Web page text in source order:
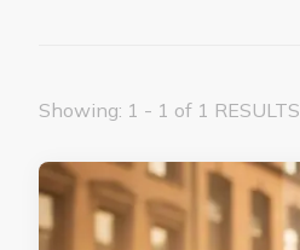
Showing: 1 - 1 of 1 RESULTS